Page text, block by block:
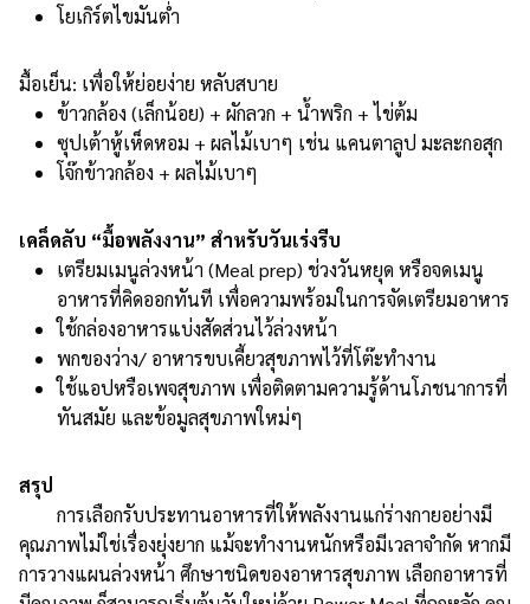
โยเกิร์ตไขมันต่ำ
มื้อเย็น: เพื่อให้ย่อยง่าย หลับสบาย
ข้าวกล้อง (เล็กน้อย) + ผักลวก + น้ำพริก + ไข่ต้ม
ซุปเต้าหู้เห็ดหอม + ผลไม้เบาๆ เช่น แคนตาลูป มะละกอสุก
โจ๊กข้าวกล้อง + ผลไม้เบาๆ
เคล็ดลับ “มื้อพลังงาน” สำหรับวันเร่งรีบ
เตรียมเมนูล่วงหน้า (Meal prep) ช่วงวันหยุด หรือจดเมนู
อาหารที่คิดออกทันที เพื่อความพร้อมในการจัดเตรียมอาหาร
ใช้กล่องอาหารแบ่งสัดส่วนไว้ล่วงหน้า
พกของว่าง/ อาหารขบเคี้ยวสุขภาพไว้ที่โต๊ะทำงาน
ใช้แอปหรือเพจสุขภาพ เพื่อติดตามความรู้ด้านโภชนาการที่
ทันสมัย และข้อมูลสุขภาพใหม่ๆ
สรุป
การเลือกรับประทานอาหารที่ให้พลังงานแก่ร่างกายอย่างมี
คุณภาพไม่ใช่เรื่องยุ่งยาก แม้จะทำงานหนักหรือมีเวลาจำกัด หากมี
การวางแผนล่วงหน้า ศึกษาชนิดของอาหารสุขภาพ เลือกอาหารที่